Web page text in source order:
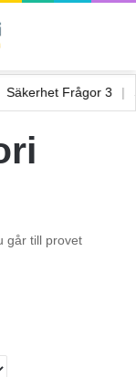
Säkerhet Frågor 3
går till provet